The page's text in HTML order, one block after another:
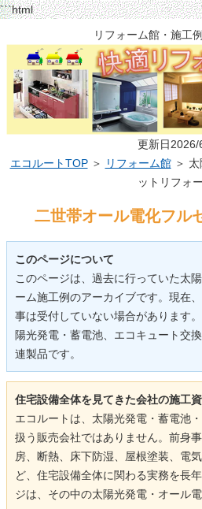
```html
リフォーム館・施工
更新日2026/
エコルートTOP＞ リフォーム館＞ 太
ットリフォ
二世帯オール電化フル
このページについて
このページは、過去に行っていた太
ーム施工例のアーカイブです。現在
事は受付していない場合があります
陽光発電・蓄電池、エコキュート交
連製品です。
住宅設備全体を見てきた会社の施工資
エコルートは、太陽光発電・蓄電池
扱う販売会社ではありません。前身
房、断熱、床下防湿、屋根塗装、電
ど、住宅設備全体に関わる実務を長
ジは、その中の太陽光発電・オール電